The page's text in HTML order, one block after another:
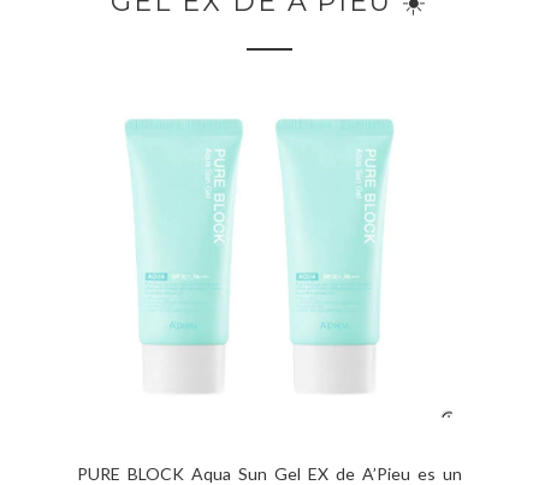
PURE BLOCK Aqua Sun Gel EX de A’Pieu es un